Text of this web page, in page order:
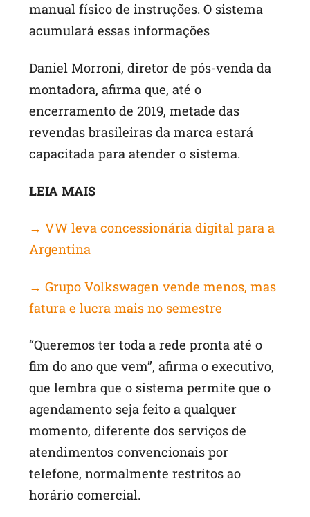
manual físico de instruções. O sistema
acumulará essas informações
Daniel Morroni, diretor de pós-venda da
montadora, afirma que, até o
encerramento de 2019, metade das
revendas brasileiras da marca estará
capacitada para atender o sistema.
LEIA MAIS
→ VW leva concessionária digital para a
Argentina
→ Grupo Volkswagen vende menos, mas
fatura e lucra mais no semestre
“Queremos ter toda a rede pronta até o
fim do ano que vem”, afirma o executivo,
que lembra que o sistema permite que o
agendamento seja feito a qualquer
momento, diferente dos serviços de
atendimentos convencionais por
telefone, normalmente restritos ao
horário comercial.